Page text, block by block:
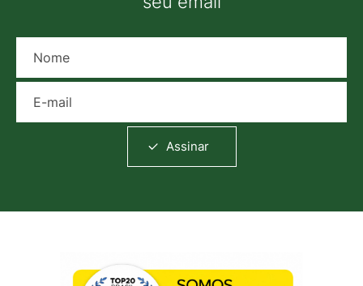
Assinar